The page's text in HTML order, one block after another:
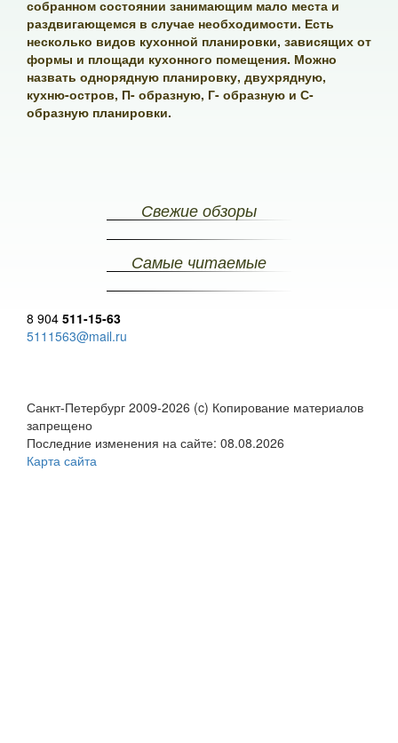
собранном состоянии занимающим мало места и
раздвигающемся в случае необходимости. Есть
несколько видов кухонной планировки, зависящих от
формы и площади кухонного помещения. Можно
назвать однорядную планировку, двухрядную,
кухню-остров, П- образную, Г- образную и С-
образную планировки.
Свежие обзоры
Самые читаемые
8 904 511-15-63
5111563@mail.ru
Санкт-Петербург 2009-2026 (c) Копирование материалов
запрещено
Последние изменения на сайте: 08.08.2026
Карта сайта